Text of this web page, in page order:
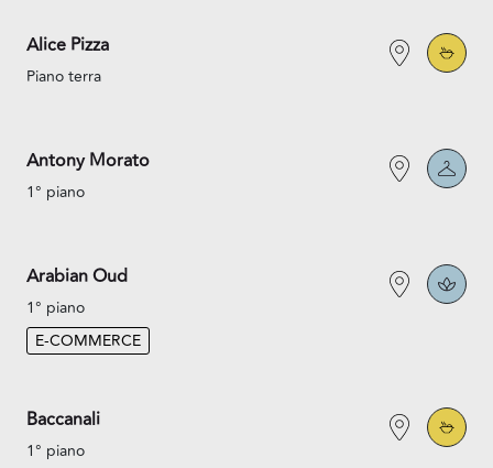
Alice Pizza
Piano terra
Antony Morato
1° piano
Arabian Oud
1° piano
E-COMMERCE
Baccanali
1° piano